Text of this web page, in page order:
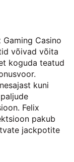
Casino
võivad võita
koguda teatud
kuni
Felix
pakub
jackpotite